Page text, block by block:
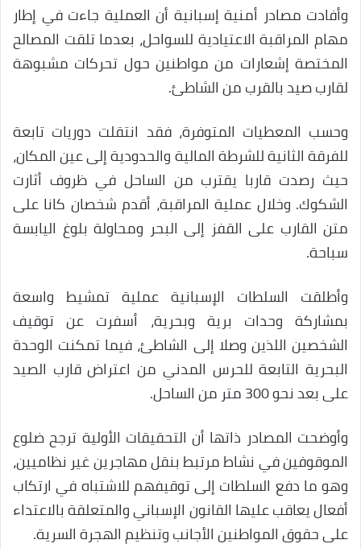
وأفادت مصادر أمنية إسبانية أن العملية جاءت في إطار
مهام المراقبة الاعتيادية للسواحل، بعدما تلقت المصالح
المختصة إشعارات من مواطنين حول تحركات مشبوهة
لقارب صيد بالقرب من الشاطئ.
وحسب المعطيات المتوفرة، فقد انتقلت دوريات تابعة
للفرقة الثانية للشرطة المالية والحدودية إلى عين المكان،
حيث رصدت قاربا يقترب من الساحل في ظروف أثارت
الشكوك. وخلال عملية المراقبة، أقدم شخصان كانا على
متن القارب على القفز إلى البحر ومحاولة بلوغ اليابسة
سباحة.
وأطلقت السلطات الإسبانية عملية تمشيط واسعة
بمشاركة وحدات برية وبحرية، أسفرت عن توقيف
الشخصين اللذين وصلا إلى الشاطئ، فيما تمكنت الوحدة
البحرية التابعة للحرس المدني من اعتراض قارب الصيد
على بعد نحو 300 متر من الساحل.
وأوضحت المصادر ذاتها أن التحقيقات الأولية ترجح ضلوع
الموقوفين في نشاط مرتبط بنقل مهاجرين غير نظاميين،
وهو ما دفع السلطات إلى توقيفهم للاشتباه في ارتكاب
أفعال يعاقب عليها القانون الإسباني والمتعلقة بالاعتداء
على حقوق المواطنين الأجانب وتنظيم الهجرة السرية.